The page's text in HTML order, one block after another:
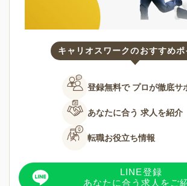
キャリオスワークのおすすめポ
登録無料で プロが徹底サ
あなたに合う 求人を紹介
転職お役立ち情報
LINE登録
あなたに合う求人をご